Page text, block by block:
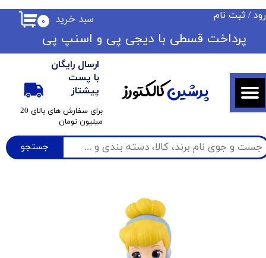
جستجو
ارسال رایگان
با پست
پیشتاز
​برای سفارش های بالای 20
میلیون تومان
۰ سبد خرید / ثبت نام
حساب کاربری من
تغییر گذر واژه
سفارشات
خروج از حساب کاربری
​​پرداخت قسطی با دیجی پی ​​​​​​​و اسنپ پی
پرشینکالکتورز